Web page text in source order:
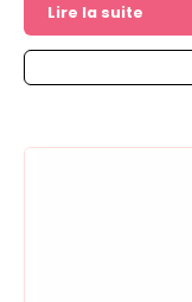
Lire la suite